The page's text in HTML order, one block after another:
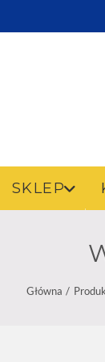
SKLEP
Główna